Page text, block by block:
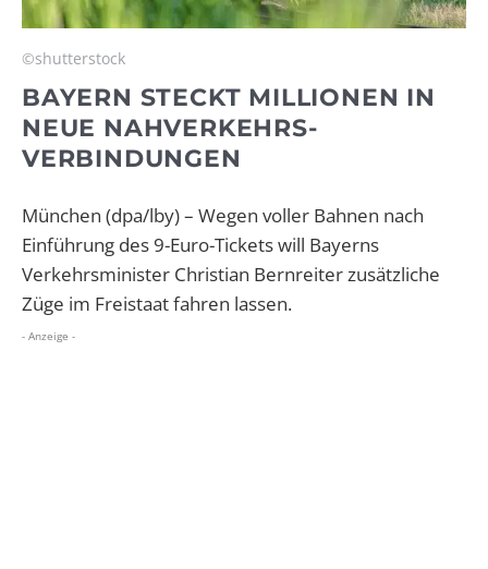
©shutterstock
BAYERN STECKT MILLIONEN IN
NEUE NAHVERKEHRS-
VERBINDUNGEN
München (dpa/lby) – Wegen voller Bahnen nach
Einführung des 9-Euro-Tickets will Bayerns
Verkehrsminister Christian Bernreiter zusätzliche
Züge im Freistaat fahren lassen.
- Anzeige -